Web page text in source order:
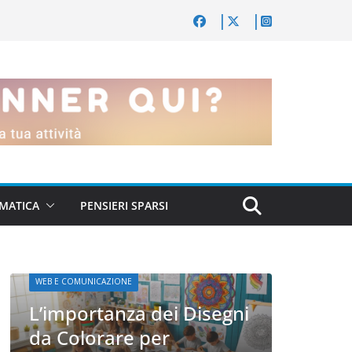
PENSIERI SPARSI
WEB E COMUNICAZIONE